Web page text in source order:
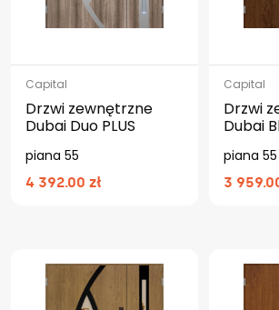
Capital
Drzwi zewnętrzne
Dubai Duo PLUS
piana 55
4 392.00 zł
Capital
Drzwi
Dubai
piana 55
3